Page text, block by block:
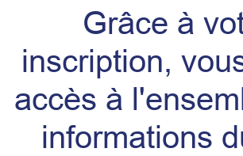
Grâce à
inscription,
accès à
informations